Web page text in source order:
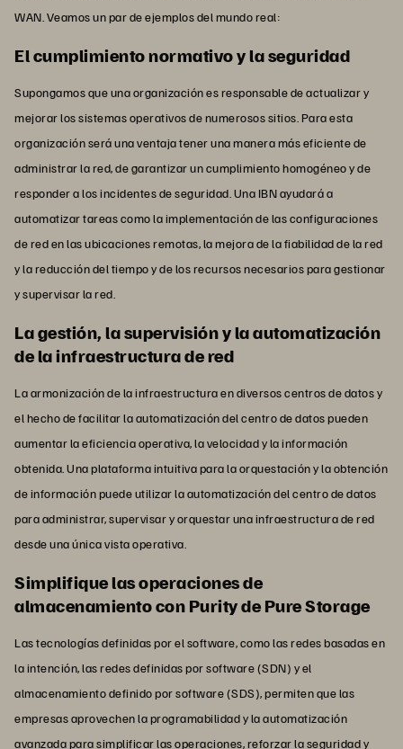
WAN. Veamos un par de ejemplos del mundo real:
El cumplimiento normativo y la seguridad
Supongamos que una organización es responsable de actualizar y
mejorar los sistemas operativos de numerosos sitios. Para esta
organización será una ventaja tener una manera más eficiente de
administrar la red, de garantizar un cumplimiento homogéneo y de
responder a los incidentes de seguridad. Una IBN ayudará a
automatizar tareas como la implementación de las configuraciones
de red en las ubicaciones remotas, la mejora de la fiabilidad de la red
y la reducción del tiempo y de los recursos necesarios para gestionar
y supervisar la red.
La gestión, la supervisión y la automatización
de la infraestructura de red
La armonización de la infraestructura en diversos centros de datos y
el hecho de facilitar la automatización del centro de datos pueden
aumentar la eficiencia operativa, la velocidad y la información
obtenida. Una plataforma intuitiva para la orquestación y la obtención
de información puede utilizar la automatización del centro de datos
para administrar, supervisar y orquestar una infraestructura de red
desde una única vista operativa.
Simplifique las operaciones de
almacenamiento con Purity de Pure Storage
Las tecnologías definidas por el software, como las redes basadas en
la intención, las redes definidas por software (SDN) y el
almacenamiento definido por software (SDS), permiten que las
empresas aprovechen la programabilidad y la automatización
avanzada para simplificar las operaciones, reforzar la seguridad y